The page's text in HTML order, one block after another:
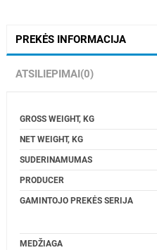
PREKĖS INFORMACIJA
ATSILIEPIMAI (0)
GROSS WEIGHT, KG
NET WEIGHT, KG
SUDERINAMUMAS
PRODUCER
GAMINTOJO PREKĖS SERIJA
MEDŽIAGA